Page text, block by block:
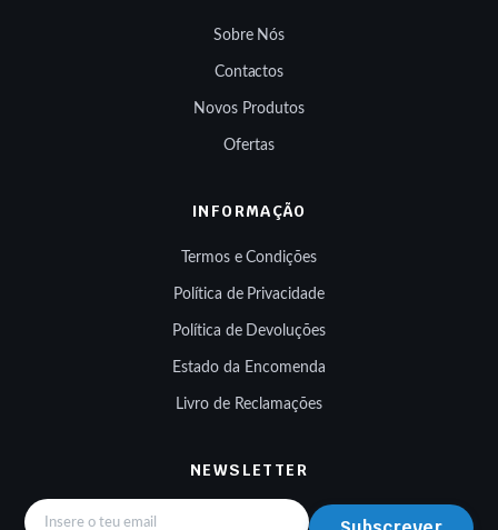
Sobre Nós
Contactos
Novos Produtos
Ofertas
INFORMAÇÃO
Termos e Condições
Política de Privacidade
Política de Devoluções
Estado da Encomenda
Livro de Reclamações
NEWSLETTER